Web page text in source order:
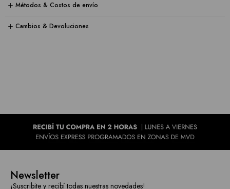
Métodos & Costos de envío
Cambios & Devoluciones
Newsletter
¡Suscribite y recibí todas nuestras novedades!